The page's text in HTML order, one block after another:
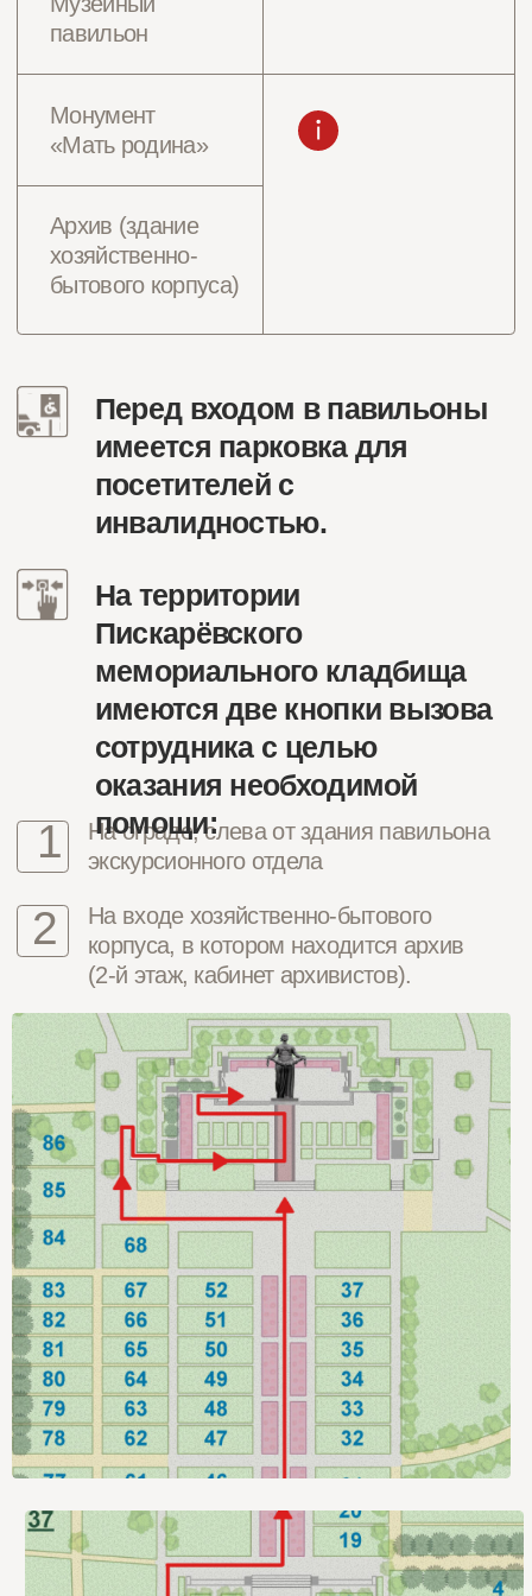
экскурсионного отдела
На входе хозяйственно-бытового
Специально
оборудованные туалеты
расположены в
хозяйственно — бытовом
корпусе мемориала и на
гостевой автостоянке.
Полезные контакты
Сотрудники учреждения, ответственные
за обеспечение доступности объектов:
Водовозов
Дмитрий
Валентинович
Заместитель
директора по
общим
вопросам
Барковская
Валентина
Викторовна
Юрисконсульт
ФИО Контакты
+7 (812) 680-25-54
+7 (812) 246-45-81
pmk@ksp.gov.spb.ru